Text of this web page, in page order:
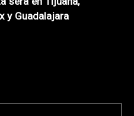
y Guadalajara